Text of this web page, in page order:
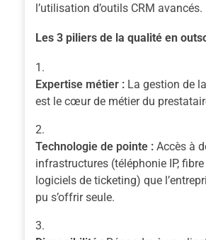
l’utilisation d’outils CRM avancés.
Les 3 piliers de la qualité en
Expertise métier : La gestion de
est le cœur de métier du
Technologie de pointe : Accès à
infrastructures (téléphonie IP,
logiciels de ticketing) que
pu s’offrir seule.